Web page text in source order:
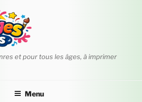
et pour tous les âges, à imprimer
Menu